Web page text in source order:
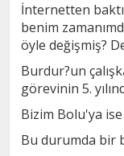
İnternetten
benim
öyle değişmiş?
Burdur?un
görevinin 5.
Bizim Bolu'ya ise
Bu durumda bir